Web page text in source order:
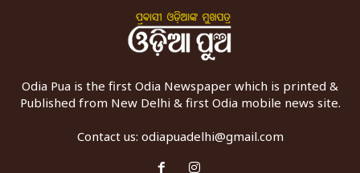
Odia Pua is the first Odia Newspaper which is printed &
Published from New Delhi & first Odia mobile news site.
Contact us: odiapuadelhi@gmail.com